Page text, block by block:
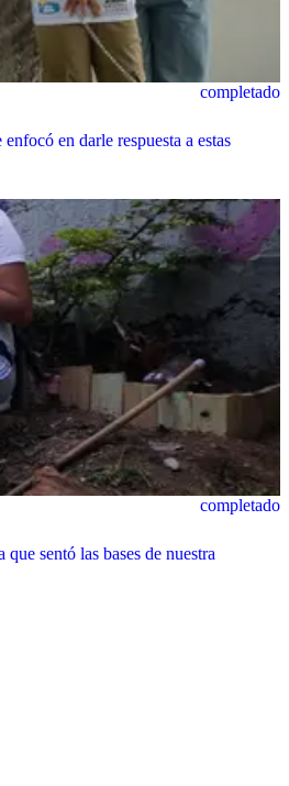
completado
en darle respuesta a estas
completado
sentó las bases de nuestra